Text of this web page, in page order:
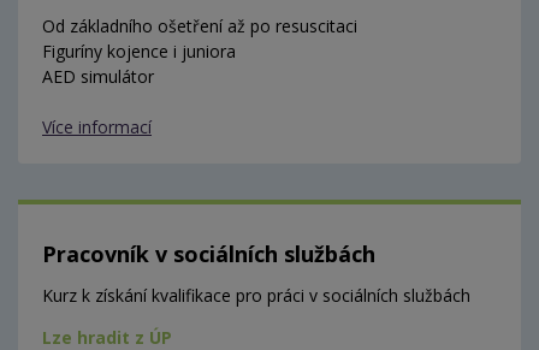
Od základního ošetření až po resuscitaci
Figuríny kojence i juniora
AED simulátor
Více informací
Pracovník v sociálních službách
Kurz k získání kvalifikace pro práci v sociálních službách
Lze hradit z ÚP